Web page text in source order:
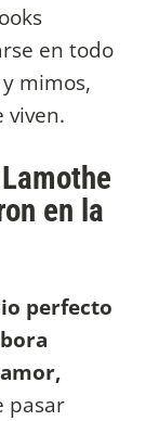
en todo
mimos,
viven.
en la
perfecto
pasar